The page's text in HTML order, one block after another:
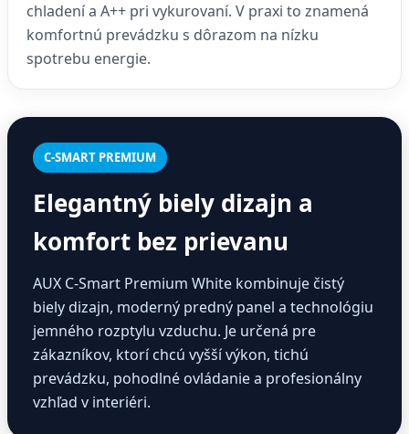
chladení a A++ pri vykurovaní. V praxi to znamená
komfortnú prevádzku s dôrazom na nízku
spotrebu energie.
C-SMART PREMIUM
Elegantný biely dizajn a
komfort bez prievanu
AUX C-Smart Premium White kombinuje čistý
biely dizajn, moderný predný panel a technológiu
jemného rozptylu vzduchu. Je určená pre
zákazníkov, ktorí chcú vyšší výkon, tichú
prevádzku, pohodlné ovládanie a profesionálny
vzhľad v interiéri.